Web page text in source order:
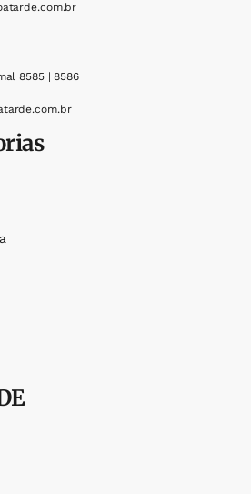
8585 | 8586